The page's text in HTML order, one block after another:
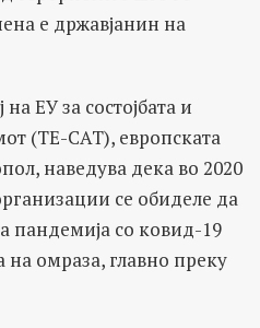
е државјанин на
ЕУ за состојбата и
(ТЕ-САТ), европската
наведува дека во 2020
се обиделе да
пандемија со ковид-19
омраза, главно преку